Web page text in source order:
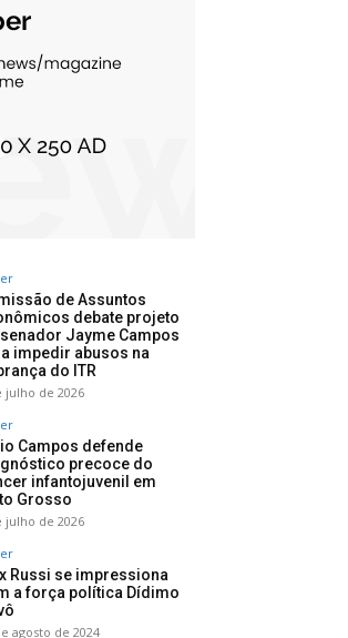
de Assuntos
debate projeto
Jayme Campos
impedir abusos na
do ITR
julho de 2026
Campos defende
precoce do
infantojuvenil em
Grosso
julho de 2026
Russi se impressiona
a força política Dídimo
agosto de 2024